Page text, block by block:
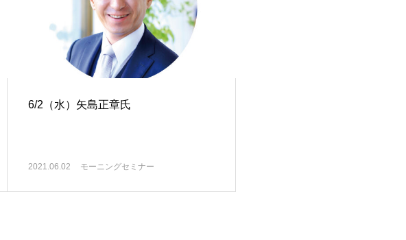
6/2（水）矢島正章氏
2021.06.02 モーニングセミナー